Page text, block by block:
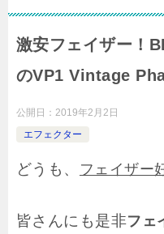
激安フェイザー！
のVP1 Vintage
公開日： 2019年2月2日
エフェクター
どうも、 フェイザー
皆さんにも是非フェ